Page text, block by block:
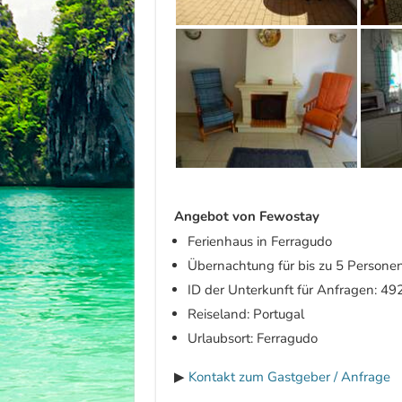
Angebot von Fewostay
Ferienhaus in Ferragudo
Übernachtung für bis zu 5
ID der Unterkunft für Anfragen:
Reiseland: Portugal
Urlaubsort: Ferragudo
▶ Kontakt zum Gastgeber / Anfrage